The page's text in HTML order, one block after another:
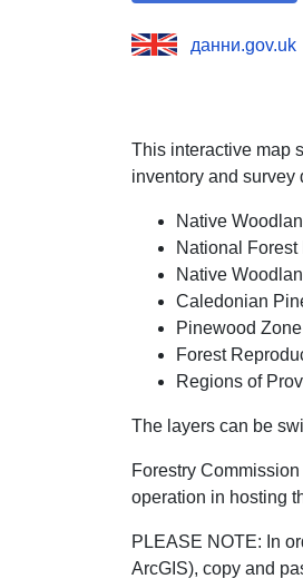
данни.gov.uk
This interactive map
inventory and survey
Native
National Forest
Native
Caledonian
Pinewood Zone
Forest
Regions of
The layers can be
Forestry
operation in hosting
PLEASE NOTE: In
ArcGIS), copy and